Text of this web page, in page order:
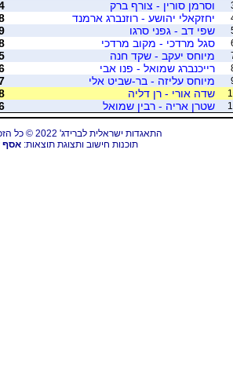
וסרמן סורין - צורף ברק
יחזקאלי יהושע - רוזנברג ארמנד
שפי דב - גפני סרגו
סגל מרדכי - מקוב מרדכי
מיוחס יעקב - שקד חנה
רייכנברג שמואל - פנו אבי
מיוחס עליזה - בר-שביט אלי
שדה אורי - רן דליה
שטרן אריה - רבין שמואל
התאגדות ישראלית לברידג' 2022 © כל הזכויות שמורות
תוכנות חישוב ותצוגת תוצאות:אסף